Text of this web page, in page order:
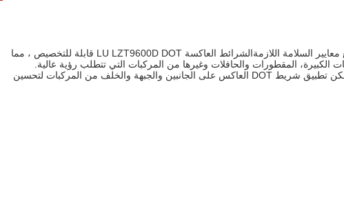
الشريط العاكس DOT (DOT-C2 الشريط العاكس) معتمد لتلبية متطلبات وزارة النقل (DOT).هذه الشهادة تضمن أن الشريط عالي الجودة ويتوافق مع معايير السلامة اللازمةالشرائط العاكسة LU LZT9600D DOT قابلة للتخصيص ، مما
الشريط العاكس DOT مناسب لمجموعة واسعة من المناسبات والسيناريوهات التطبيقية.والمركبات التجارية التي تعمل على الطرق السريعة والطرقيمكن تطبيق شريط DOT العاكس على الجانبين والجبهة والخلف من المركبات لتحسين